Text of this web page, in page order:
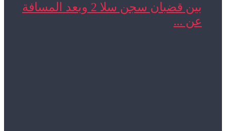
بين قضبان سجن سلا 2 وبعد المسافة
عن ...